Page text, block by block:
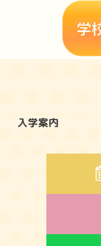
入学案内